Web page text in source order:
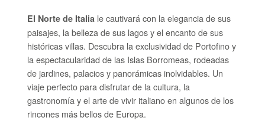
El Norte de Italia le cautivará con la elegancia de sus
paisajes, la belleza de sus lagos y el encanto de sus
históricas villas. Descubra la exclusividad de Portofinoy
la espectacularidad de las Islas Borromeas, rodeadas
de jardines, palacios y panorámicas inolvidables. Un
viaje perfecto para disfrutar de la cultura, la
gastronomía y el arte de vivir italiano en algunos de los
rincones más bellos de Europa.